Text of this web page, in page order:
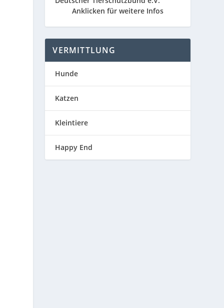
Anklicken für weitere Infos
VERMITTLUNG
Hunde
Katzen
Kleintiere
Happy End